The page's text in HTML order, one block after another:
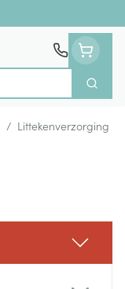
Zoek
/ Littekenverzorging